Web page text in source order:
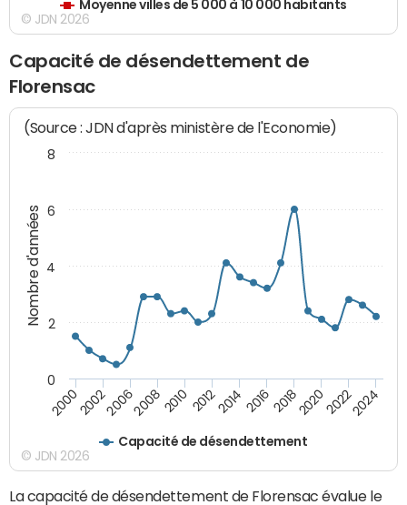
Moyenne villes de 5 000 à 10 000 habitants
© JDN 2026
Capacité de désendettement de
Florensac
Nombre d'années
(Source : JDN d'après ministère de l'Economie)
Capacité de désendettement
20002002200620082010 2012201420162018202020222024
0
2
4
6
8
© JDN 2026
La capacité de désendettement de Florensac évalue le